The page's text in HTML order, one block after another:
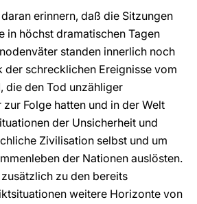
erinnern, daß die Sitzungen
in höchst dramatischen Tagen
standen innerlich noch
der schrecklichen Ereignisse vom
die den Tod unzähliger
Folge hatten und in der Welt
der Unsicherheit und
Zivilisation selbst und um
der Nationen auslösten.
zu den bereits
weitere Horizonte von